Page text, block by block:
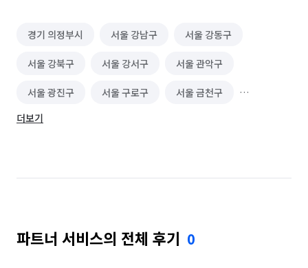
경기 의정부시 서울 강남구 서울 강동구
서울 강북구 서울 강서구 서울 관악구
서울 광진구 서울 구로구 서울 금천구
서울 노원구
서울 서초구 서울 성동구 서울 성북구
서울 용산구 서울 은평구 서울 종로구
더보기
파트너 서비스의 전체 후기 0